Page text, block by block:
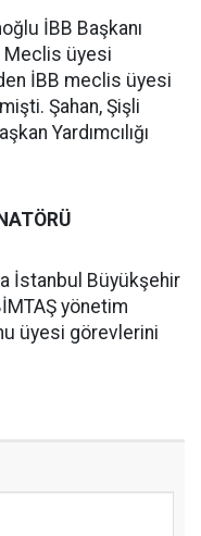
İBB Başkanı
Meclis üyesi
İBB meclis üyesi
Şahan, Şişli
Yardımcılığı
İstanbul Büyükşehir
yönetim
üyesi görevlerini